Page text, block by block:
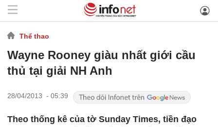
Thể thao
Wayne Rooney giàu nhất giới cầu
thủ tại giải NH Anh
28/04/2013 - 05:39
Theo thống kê của tờ Sunday Times, tiền đạo